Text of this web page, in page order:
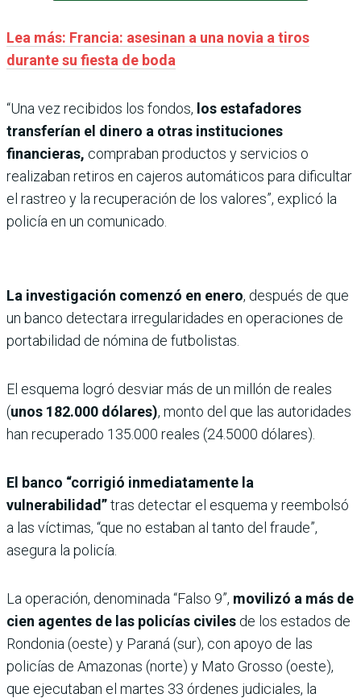
Lea más: Francia: asesinan a una novia a tiros
durante su fiesta de boda
“Una vez recibidos los fondos, los estafadores
transferían el dinero a otras instituciones
financieras, compraban productos y servicios o
realizaban retiros en cajeros automáticos para dificultar
el rastreo y la recuperación de los valores”, explicó la
policía en un comunicado.
La investigación comenzó en enero, después de que
un banco detectara irregularidades en operaciones de
portabilidad de nómina de futbolistas.
El esquema logró desviar más de un millón de reales
(unos 182.000 dólares), monto del que las autoridades
han recuperado 135.000 reales (24.5000 dólares).
El banco “corrigió inmediatamente la
vulnerabilidad”tras detectar el esquema y reembolsó
a las víctimas, “que no estaban al tanto del fraude”,
asegura la policía.
La operación, denominada “Falso 9”, movilizó a más de
cien agentes de las policías civiles de los estados de
Rondonia (oeste) y Paraná (sur), con apoyo de las
policías de Amazonas (norte) y Mato Grosso (oeste),
que ejecutaban el martes 33 órdenes judiciales, la